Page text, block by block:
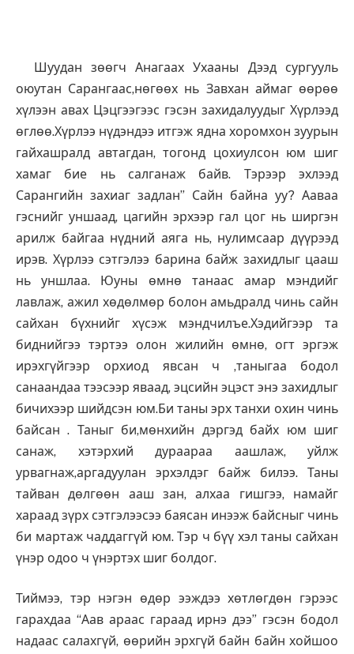
Шуудан зөөгч Анагаах Ухааны Дээд сургууль
оюутан Сарангаас,нөгөөх нь Завхан аймаг өөрөө
хүлээн авах Цэцгээгээс гэсэн захидалуудыг Хүрлээд
өглөө.Хүрлээ нүдэндээ итгэж ядна хоромхон зуурын
гайхашралд автагдан, тогонд цохиулсон юм шиг
хамаг бие нь салганаж байв. Тэрээр эхлээд
Сарангийн захиаг задлан” Сайн байна уу? Ааваа
гэснийг уншаад, цагийн эрхээр гал цог нь ширгэн
арилж байгаа нүдний аяга нь, нулимсаар дүүрээд
ирэв. Хүрлээ сэтгэлээ барина байж захидлыг цааш
нь уншлаа. Юуны өмнө танаас амар мэндийг
лавлаж, ажил хөдөлмөр болон амьдралд чинь сайн
сайхан бүхнийг хүсэж мэндчилъе.Хэдийгээр та
биднийгээ тэртээ олон жилийн өмнө, огт эргэж
ирэхгүйгээр орхиод явсан ч ,таныгаа бодол
санаандаа тээсээр яваад, эцсийн эцэст энэ захидлыг
бичихээр шийдсэн юм.Би таны эрх танхи охин чинь
байсан . Таныг би,мөнхийн дэргэд байх юм шиг
санаж, хэтэрхий дураараа аашлаж, уйлж
урвагнаж,аргадуулан эрхэлдэг байж билээ. Таны
тайван дөлгөөн ааш зан, алхаа гишгээ, намайг
хараад зүрх сэтгэлээсээ баясан инээж байсныг чинь
би мартаж чаддаггүй юм. Тэр ч бүү хэл таны сайхан
үнэр одоо ч үнэртэх шиг болдог.
Тиймээ, тэр нэгэн өдөр ээждээ хөтлөгдөн гэрээс
гарахдаа “Аав араас гараад ирнэ дээ” гэсэн бодол
надаас салахгүй, өөрийн эрхгүй байн байн хойшоо